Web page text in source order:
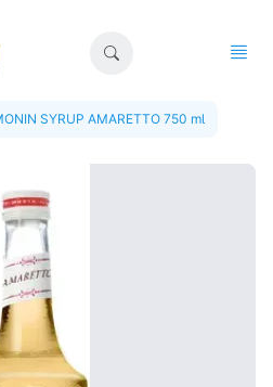
SYRUP AMARETTO 750 ml